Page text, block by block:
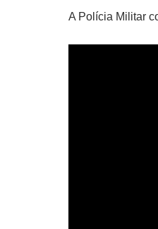
A Polícia Militar